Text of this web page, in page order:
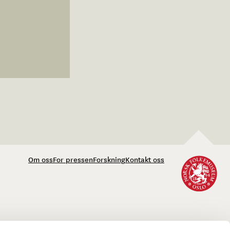
Om ossFor pressenForskningKontakt oss